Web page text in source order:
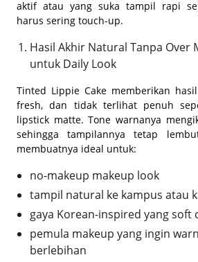
aktif atau yang suka tampil rapi
harus sering touch-up.
Hasil Akhir Natural Tanpa Over
untuk Daily Look
Tinted Lippie Cake memberikan
fresh, dan tidak terlihat penuh
lipstick matte. Tone warnanya
sehingga tampilannya tetap
membuatnya ideal untuk:
no-makeup makeup look
tampil natural ke kampus atau
gaya Korean-inspired yang soft
pemula makeup yang ingin
berlebihan